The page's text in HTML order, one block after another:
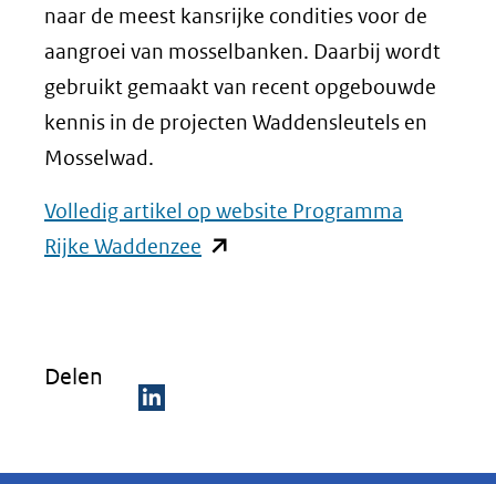
naar de meest kansrijke condities voor de
aangroei van mosselbanken. Daarbij wordt
gebruikt gemaakt van recent opgebouwde
kennis in de projecten Waddensleutels en
Mosselwad.
Volledig artikel op website Programma
Rijke Waddenzee (opent
Delen
e